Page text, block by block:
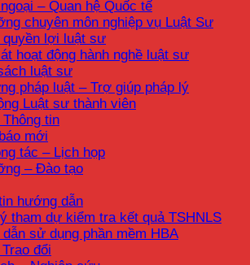
– Quan hệ Quốc tế
chuyên môn nghiệp vụ Luật Sư
quyền lợi luật sư
hoạt động hành nghề luật sư
luật sư
pháp luật – Trợ giúp pháp lý
Luật sư thành viên
tin
mới
tác – Lịch họp
– Đào tạo
hướng dẫn
tham dự kiểm tra kết quả TSHNLS
sử dụng phần mềm HBA
đổi